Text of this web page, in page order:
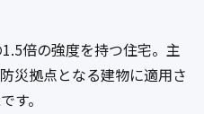
倍の強度を持つ住宅。主
災拠点となる建物に適用さ
す。